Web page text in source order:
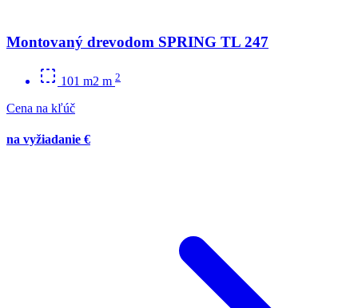
Montovaný drevodom SPRING TL 247
101 m2 m 2
Cena na kľúč
na vyžiadanie €